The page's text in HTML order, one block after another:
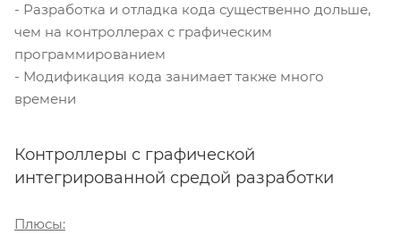
- Разработка и отладка кода существенно дольше,
чем на контроллерах с графическим
программированием
- Модификация кода занимает также много
времени
Контроллеры с графической
интегрированной средой разработки
Плюсы: